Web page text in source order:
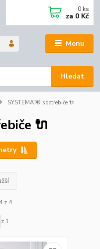
Menu
Hledat
0 ks
za 0 Kč
SYSTEMAT® spotřebiče 🔌
🔌
z 4
z 1